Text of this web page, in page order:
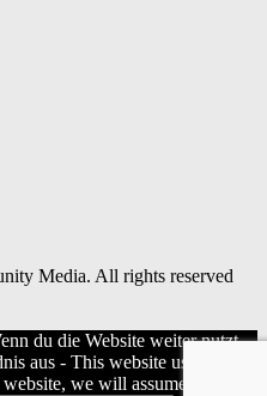
Media. All rights reserved
du die Website weiter nutzt,
aus - This website uses
we will assume your